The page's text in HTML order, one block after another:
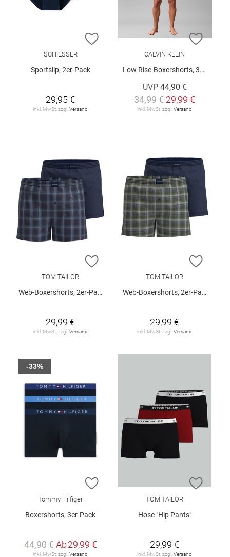
ZUR WUNSCHLISTE HINZUFÜGEN
SCHIESSER
Sportslip, 2er-Pack
29,95 €
inkl. MwSt. zzgl. Versand
ZUR
CALVIN KLEIN
Low Rise-Boxershorts, 3er-Pack
UVP 44,90 €
34,99 € 29,99 €
inkl. MwSt. zzgl. Versand
ZUR WUNSCHLISTE HINZUFÜGEN
TOM TAILOR
Web-Boxershorts, 2er-Pack
29,99 €
inkl. MwSt. zzgl. Versand
ZUR
TOM TAILOR
Web-Boxershorts, 2er-Pack
29,99 €
inkl. MwSt. zzgl. Versand
ZUR WUNSCHLISTE HINZUFÜGEN
Tommy Hilfiger
Boxershorts, 3er-Pack
44,90 € Ab29,99 €
inkl. MwSt. zzgl. Versand
-33%
ZUR
TOM TAILOR
Hose "Hip Pants"
29,99 €
inkl. MwSt. zzgl. Versand